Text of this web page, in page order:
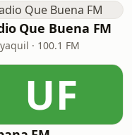
Que Buena FM
· 100.1 FM
UF